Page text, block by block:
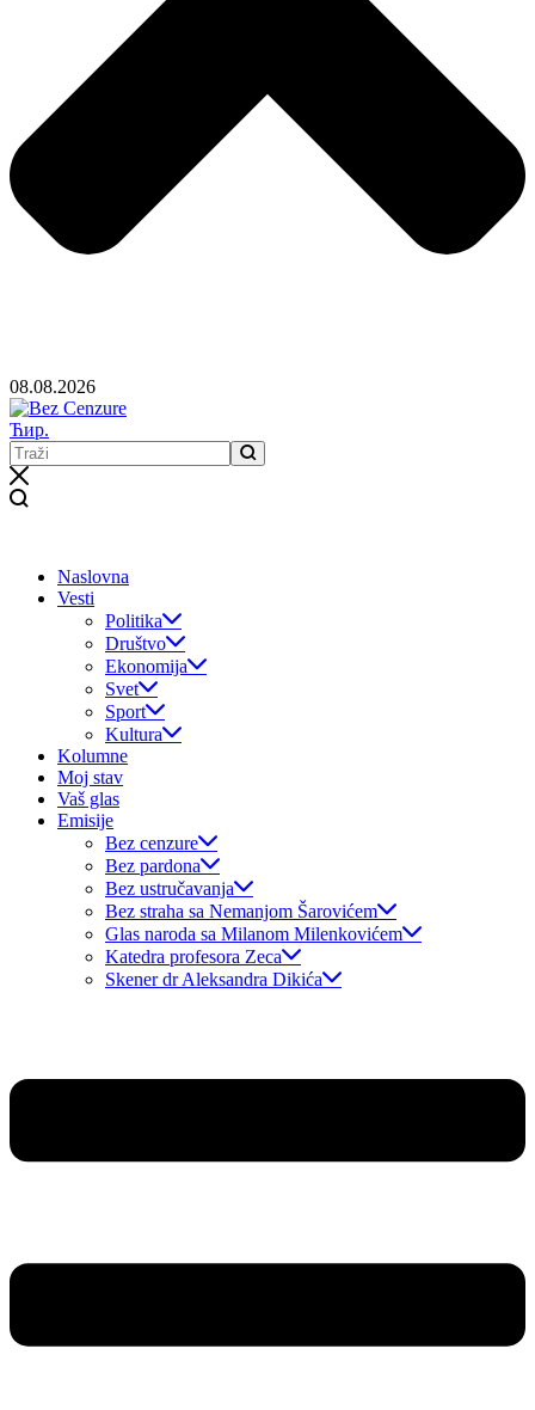
08.08.2026
Ћир.
Naslovna
Vesti
Politika
Društvo
Ekonomija
Svet
Sport
Kultura
Kolumne
Moj stav
Vaš glas
Emisije
Bez cenzure
Bez pardona
Bez ustručavanja
Bez straha sa Nemanjom Šarovićem
Glas naroda sa Milanom Milenkovićem
Katedra profesora Zeca
Skener dr Aleksandra Dikića